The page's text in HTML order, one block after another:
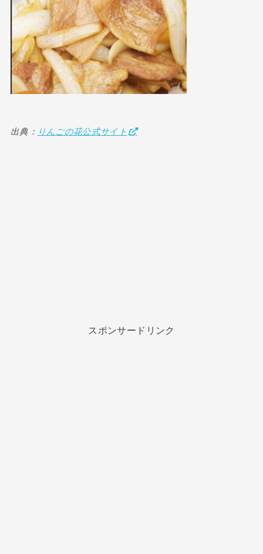
出典： りんごの花公式サイト
スポンサードリンク